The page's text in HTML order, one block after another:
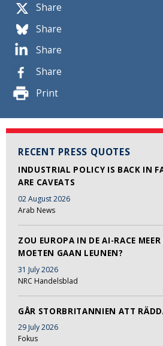
Share
Share
Share
Share
Print
RECENT PRESS QUOTES
INDUSTRIAL POLICY IS BACK IN
ARE CAVEATS
02 August 2026
Arab News
ZOU EUROPA IN DE AI-RACE
MOETEN GAAN LEUNEN?
31 July 2026
NRC Handelsblad
GÅR STORBRITANNIEN ATT
29 July 2026
Fokus